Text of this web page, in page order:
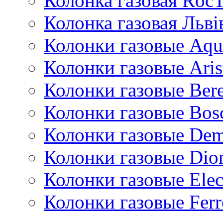
Колонка газовая
Колонки газовые
Колонки газовые
Колонки газовые
Колонки газовые
Колонки газовые
Колонки газовые
Колонки газовые
Колонки газовые